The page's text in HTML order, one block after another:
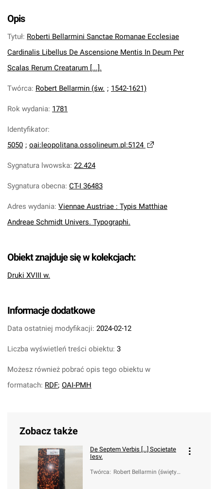
Opis
Tytuł: Roberti Bellarmini Sanctae Romanae Ecclesiae
Cardinalis Libellus De Ascensione Mentis In Deum Per
Scalas Rerum Creatarum [...].
Twórca: Robert Bellarmin (św. ; 1542-1621)
Rok wydania: 1781
Identyfikator:
5050 ; oai:leopolitana.ossolineum.pl:5124
Sygnatura lwowska: 22.424
Sygnatura obecna: CT-I 36483
Adres wydania: Viennae Austriae : Typis Matthiae
Andreae Schmidt Univers. Typographi.
Obiekt znajduje się w kolekcjach:
Druki XVIII w.
Informacje dodatkowe
Data ostatniej modyfikacji: 2024-02-12
Liczba wyświetleń treści obiektu: 3
Możesz również pobrać opis tego obiektu w
formatach: RDF; OAI-PMH
Zobacz także
De Septem Verbis [...] Societate
Iesv.
Twórca: Robert Bellarmin (święty;